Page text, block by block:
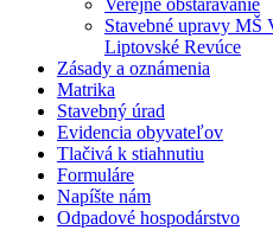
Verejné obstarávanie
Stavebné upravy MŠ
Liptovské Revúce
Zásady a oznámenia
Matrika
Stavebný úrad
Evidencia obyvateľov
Tlačivá k stiahnutiu
Formuláre
Napíšte nám
Odpadové hospodárstvo